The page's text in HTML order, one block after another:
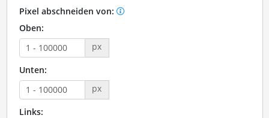
Pixel abschneiden von:
Oben:
px
Unten:
px
Links: